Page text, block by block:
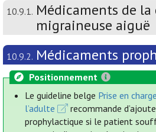
10.9.1. Médicaments de la
migraineuse aiguë
10.9.2. Médicaments
Positionnement
Le guideline belge Prise en
l’adulte
recommande
prophylactique si le patient